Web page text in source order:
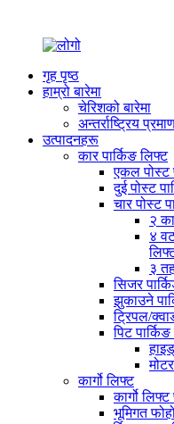
गृह पृष्ठ
हाम्रो बारेमा
चेरिशको बारेमा
अन्तर्राष्ट्रिय
उत्पादनहरू
कार पार्किङ लिफ्ट
एकल पोस्ट
दुई पोस्ट
चार पोस्ट
२
४
३
सिजर
झुकाउने
ट्रिपल/
पिट
कार्गो लिफ्ट
कार्गो
भूमिगत